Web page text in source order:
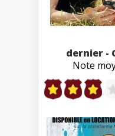
dernier -
Note